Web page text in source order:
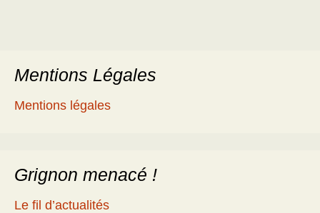
Mentions Légales
Mentions légales
Grignon menacé !
Le fil d’actualités